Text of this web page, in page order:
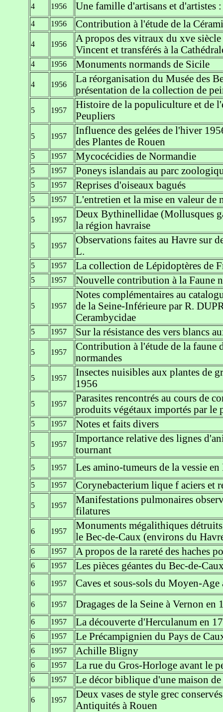
4 1956 Une famille d'artisans et d'artistes
4 1956 Contribution à l'étude de la
4 1956
A propos des vitraux du xve
Vincent et transférés à la
4 1956 Monuments normands de Sicile
4 1956
La réorganisation du Musée des
présentation de la collection de
5 1957
Histoire de la populiculture et de
Peupliers
5 1957
Influence des gelées de l'hiver
des Plantes de Rouen
5 1957 Mycocécidies de Normandie
5 1957 Poneys islandais au parc
5 1957 Reprises d'oiseaux bagués
5 1957 L'entretien et la mise en valeur de
5 1957
Deux Bythinellidae (Mollusques
la région havraise
5 1957
Observations faites au Havre sur
L.
5 1957 La collection de Lépidoptères de
5 1957 Nouvelle contribution à la Faune
5 1957
Notes complémentaires au
de la Seine-Inférieure par R.
Cerambycidae
5 1957 Sur la résistance des vers blancs
5 1957
Contribution à l'étude de la faune
normandes
5 1957
Insectes nuisibles aux plantes de
1956
5 1957
Parasites rencontrés au cours de
produits végétaux importés par le
5 1957 Notes et faits divers
5 1957
Importance relative des lignes
tournant
5 1957 Les amino-tumeurs de la vessie
5 1957 Corynebacterium lique f aciers et
5 1957
Manifestations pulmonaires
filatures
6 1957
Monuments mégalithiques
le Bec-de-Caux (environs du
6 1957 A propos de la rareté des haches
6 1957 Les pièces géantes du Bec-de-
6 1957 Caves et sous-sols du Moyen-Age
6 1957 Dragages de la Seine à Vernon en
6 1957 La découverte d'Herculanum en
6 1957 Le Précampignien du Pays de
6 1957 Achille Bligny
6 1957 La rue du Gros-Horloge avant le
6 1957 Le décor biblique d'une maison de
6 1957
Deux vases de style grec
Antiquités à Rouen